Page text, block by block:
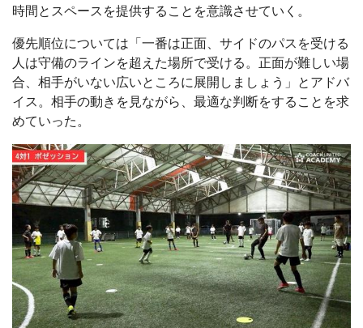
時間とスペースを提供することを意識させていく。
優先順位については「一番は正面、サイドのパスを受ける
人は守備のラインを超えた場所で受ける。正面が難しい場
合、相手がいない広いところに展開しましょう」とアドバ
イス。相手の動きを見ながら、最適な判断をすることを求
めていった。